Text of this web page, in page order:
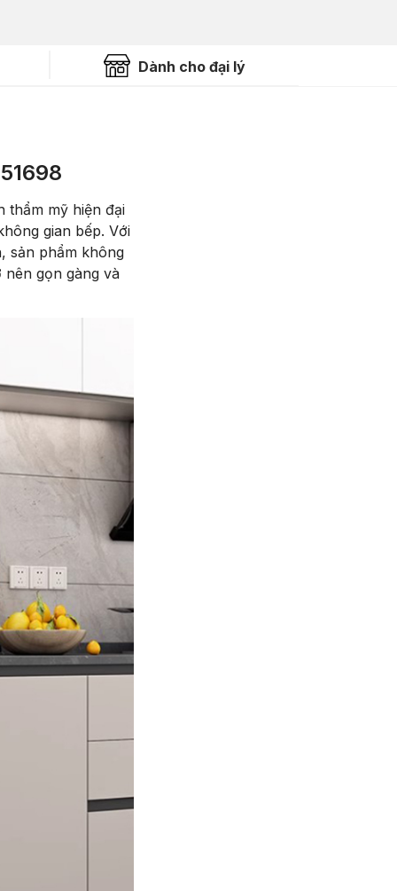
Dành cho đại lý
thẩm mỹ hiện đại
gian bếp. Với
sản phẩm không
gọn gàng và